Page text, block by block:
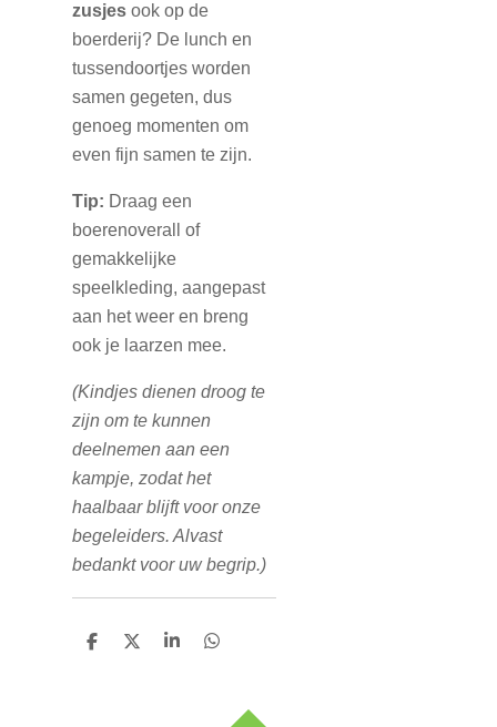
zusjes ook op de
boerderij? De lunch en
tussendoortjes worden
samen gegeten, dus
genoeg momenten om
even fijn samen te zijn.
Tip: Draag een
boerenoverall of
gemakkelijke
speelkleding, aangepast
aan het weer en breng
ook je laarzen mee.
(Kindjes dienen droog te
zijn om te kunnen
deelnemen aan een
kampje, zodat het
haalbaar blijft voor onze
begeleiders. Alvast
bedankt voor uw begrip.)
D
D
S
D